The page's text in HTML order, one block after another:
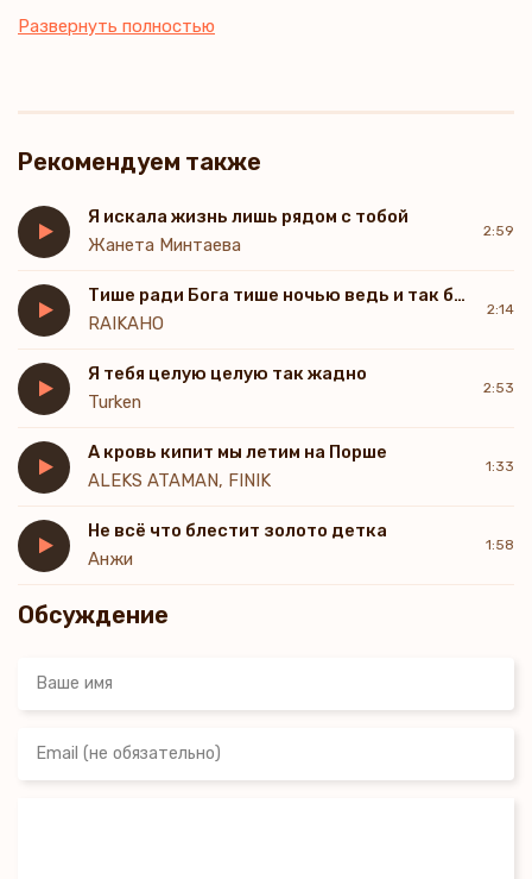
Чувства светят только ярче,
Тише, тише, ни капли не отпускай,
Голос твой меня манит,
Словно мы зашли в туман.
Там река любви блестит,
Нас уносит океан.
Лишь намёк теперь не надо,
И пусть подскажет верный путь.
Ты единственная радость,
Время просит подождать чуть-чуть.
Развернуть полностью
Рекомендуем также
Я искала жизнь лишь рядом с тобой
Жанета Минтаева
2:59
Тише ради Бога тише ночью ведь и так без сна
RAIKAHO
2:14
Я тебя целую целую так жадно
Turken
2:53
А кровь кипит мы летим на Порше
ALEKS ATAMAN, FINIK
1:33
Не всё что блестит золото детка
Анжи
1:58
Обсуждение